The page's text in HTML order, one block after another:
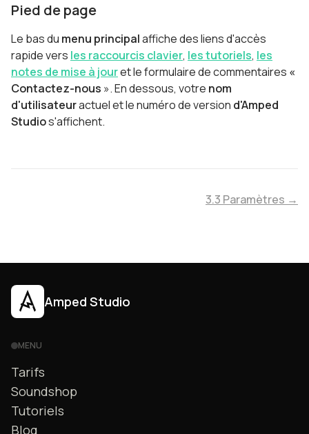
Pied de page
Le bas du menu principalaffiche des liens d'accès
rapide vers les raccourcis clavier, les tutoriels, les
notes de mise à jouret le formulaire de commentaires «
Contactez-nous ». En dessous, votre nom
d'utilisateuractuel et le numéro de version d'Amped
Studios'affichent.
3.3 Paramètres →
Amped Studio
MENU
Tarifs
Soundshop
Tutoriels
Blog